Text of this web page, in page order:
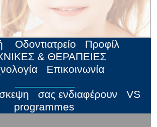
Οδοντιατρείο
Προφίλ
& ΘΕΡΑΠΕΙEΣ
Επικοινωνία
σας ενδιαφέρουν
VS
programmes